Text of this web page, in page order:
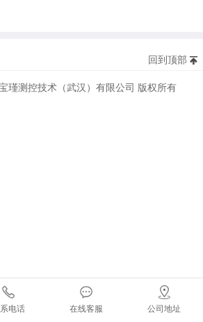
电话 在线客服 公司地址
回到顶部
瑾测控技术（武汉）有限公司 版权所有